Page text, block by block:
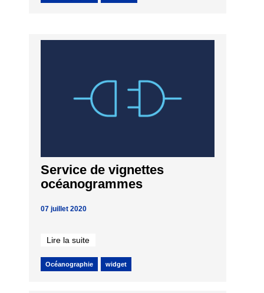
Service de vignettes
océanogrammes
07 juillet 2020
Lire la suite
Océanographie widget